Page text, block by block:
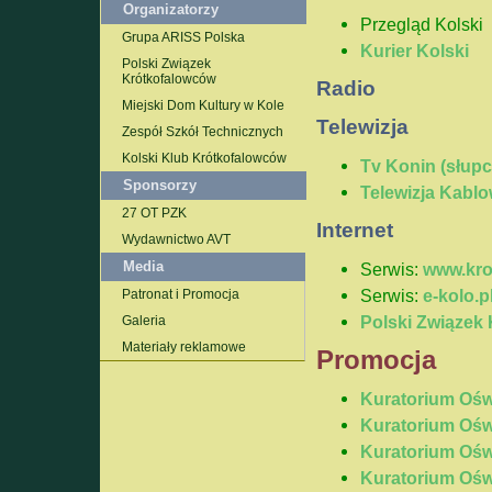
Organizatorzy
Grupa ARISS Polska
Polski Związek
Krótkofalowców
Miejski Dom Kultury w Kole
Zespół Szkół Technicznych
Kolski Klub Krótkofalowców
Sponsorzy
27 OT PZK
Wydawnictwo AVT
Media
Patronat i Promocja
Galeria
Materiały reklamowe
Przegląd Kolski
Kurier Kolski
Radio
Telewizja
Tv Konin
Telewizja
Internet
Serwis:
Serwis: e-
Polski Związek
Promocja
Kuratorium
Kuratorium
Kuratorium
Kuratorium